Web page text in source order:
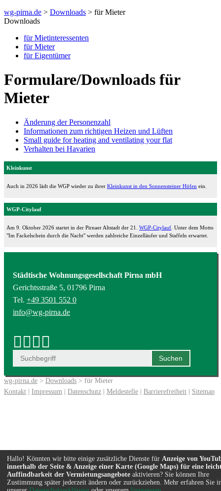
wg-pirna.de > Downloads > für Mieter
Downloads
für Mietinteressenten
für Mieter
für Eigentümer
Formulare/Downloads für
Mieter
Änderung der Personenzahl
Informationen zum richtigen Heizen und Lüften
Small guide for heating and ventilating your flat
Verhalten bei Havarien
Kleinkunst
Auch in 2026 lädt die WGP wieder zu ihrer Kleinkunst in den Sonnensteiner Höfen ein.
WGP-Citylauf
Am 9. Oktober 2026 startet in der Pirnaer Altstadt der 21. WGP-Citylauf . Unter dem Motto
"Im Fackelschein durch die Nacht" werden zahlreiche Einzelläufer und Staffeln erwartet.
Städtische Wohnungsgesellschaft Pirna mbH
Gerichtsstraße 5, 01796 Pirna
Tel. +49 3501 552 0
info@wg-pirna.de
wg-pirna.de > Downloads > für Mieter
Kontakt | Impressum | Datenschutz | Meldestelle | Barrierefreiheit | Sitemap
Hallo! Könnten wir bitte einige zusätzliche Dienste für Anzeige von
innerhalb der Seite & Anzeige einer Karte (Google Maps) für eine
Auffindbarkeit der Vermietungsangebote aktivieren? Sie können Ihre
Zustimmung später jederzeit ändern oder zurückziehen. Mehr erfahren Sie